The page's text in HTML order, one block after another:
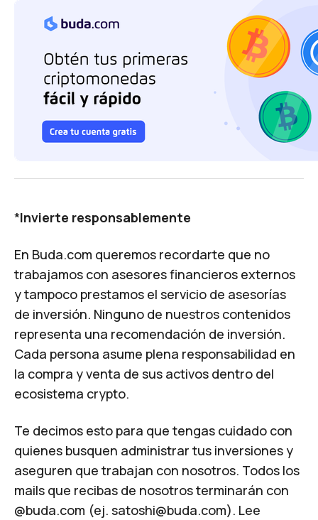
*Invierte responsablemente
En Buda.com queremos recordarte que no
trabajamos con asesores financieros externos
y tampoco prestamos el servicio de asesorías
de inversión. Ninguno de nuestros contenidos
representa una recomendación de inversión.
Cada persona asume plena responsabilidad en
la compra y venta de sus activos dentro del
ecosistema crypto.
Te decimos esto para que tengas cuidado con
quienes busquen administrar tus inversiones y
aseguren que trabajan con nosotros. Todos los
mails que recibas de nosotros terminarán con
@buda.com (ej. satoshi@buda.com). Lee